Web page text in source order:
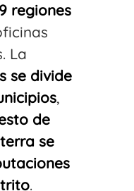
regiones
La
se divide
,
de
se
.